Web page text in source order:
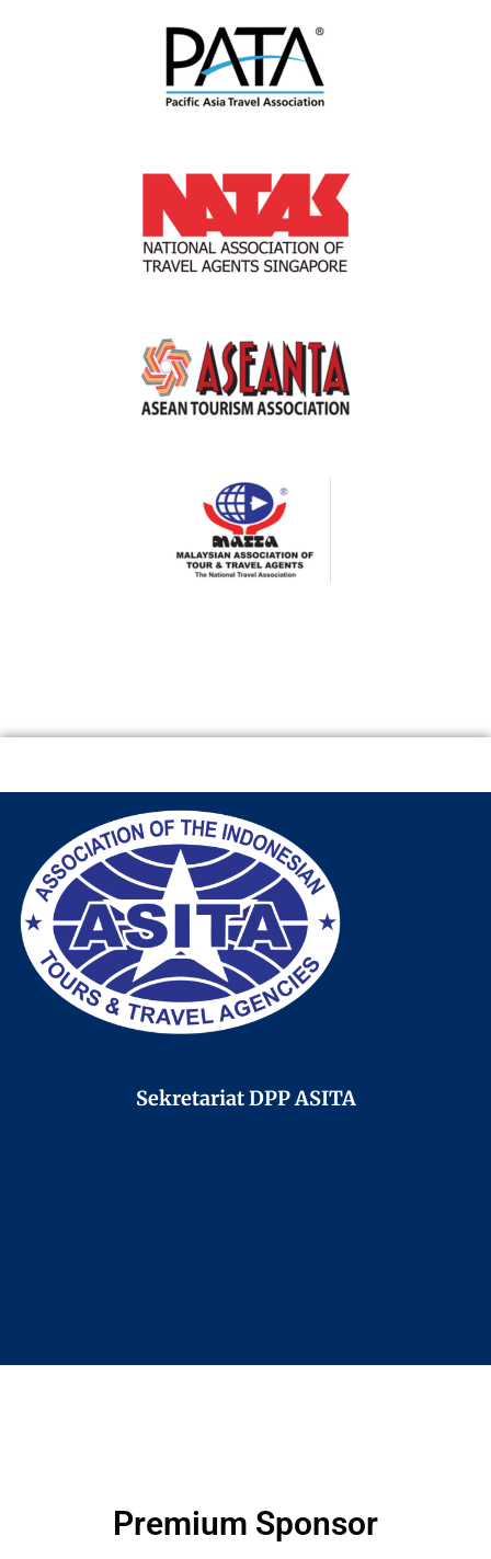
Sekretariat DPP ASITA
Premium Sponsor